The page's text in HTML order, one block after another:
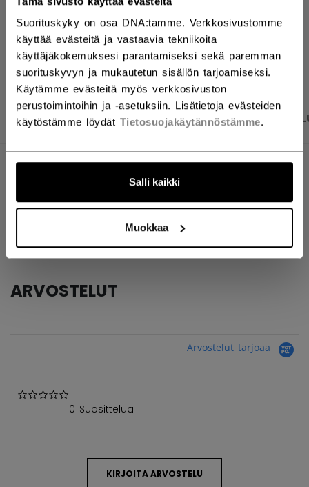
Suorituskyky on osa DNA:tamme. Verkkosivustomme
käyttää evästeitä ja vastaavia tekniikoita
käyttäjäkokemuksesi parantamiseksi sekä paremman
suorituskyvyn ja mukautetun sisällön tarjoamiseksi.
Käytämme evästeitä myös verkkosivuston
perustoimintoihin ja -asetuksiin. Lisätietoja evästeiden
käytöstämme löydät Tietosuojakäytännöstämme.
Salli kaikki
Muokkaa
AVAA
TUOTEKUVAT TEKNISET TIEDOT
TEKNISET TIEDOT
TUNNUS
TAPECLOTMW-SR
Senior
ARVOSTELUT
Arvostelut tarjoaa
0 Suosittelua
KIRJOITA ARVOSTELU